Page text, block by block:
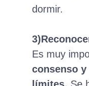
dormir.
Es muy
consenso